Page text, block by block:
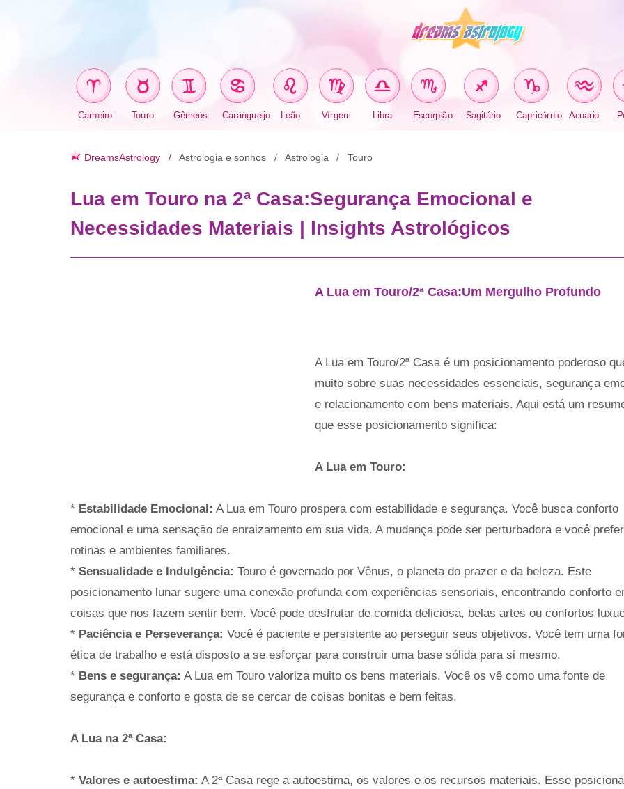
Carneiro Touro Gêmeos Carangueijo Leão Vírgem Libra Escorpião Sagitário Capricórnio Acuario
DreamsAstrology Astrologia e sonhos Astrologia Touro
Lua em Touro na 2ª Casa:Segurança Emocional e
Necessidades Materiais | Insights Astrológicos
A Lua em Touro/2ª Casa:Um Mergulho Profundo
A Lua em Touro/2ª Casa é um posicionamento poderoso
muito sobre suas necessidades essenciais, segurança
e relacionamento com bens materiais. Aqui está um
que esse posicionamento significa:
A Lua em Touro:
* Estabilidade Emocional: A Lua em Touro prospera com estabilidade e segurança. Você busca conforto
emocional e uma sensação de enraizamento em sua vida. A mudança pode ser perturbadora e você
rotinas e ambientes familiares.
* Sensualidade e Indulgência: Touro é governado por Vênus, o planeta do prazer e da beleza. Este
posicionamento lunar sugere uma conexão profunda com experiências sensoriais, encontrando conforto
coisas que nos fazem sentir bem. Você pode desfrutar de comida deliciosa, belas artes ou confortos
* Paciência e Perseverança: Você é paciente e persistente ao perseguir seus objetivos. Você tem uma
ética de trabalho e está disposto a se esforçar para construir uma base sólida para si mesmo.
* Bens e segurança: A Lua em Touro valoriza muito os bens materiais. Você os vê como uma fonte de
segurança e conforto e gosta de se cercar de coisas bonitas e bem feitas.
A Lua na 2ª Casa:
* Valores e autoestima: A 2ª Casa rege a autoestima, os valores e os recursos materiais. Esse